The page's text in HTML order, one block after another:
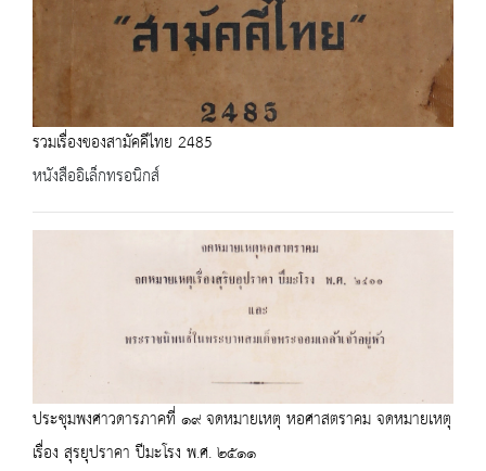
รวมเรื่องของสามัคคีไทย 2485
หนังสืออิเล็กทรอนิกส์
ประชุมพงศาวดารภาคที่ ๑๙ จดหมายเหตุ หอศาสตราคม จดหมายเหตุ
เรื่อง สุรยุปราคา ปีมะโรง พ.ศ. ๒๕๑๑